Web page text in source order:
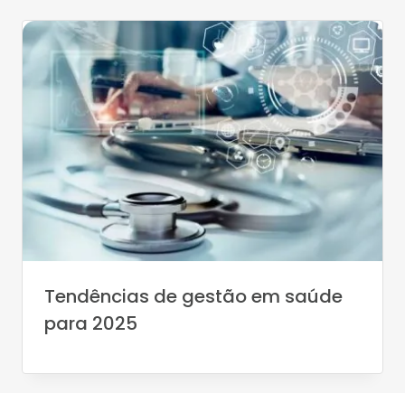
Tendências de gestão em saúde
para 2025